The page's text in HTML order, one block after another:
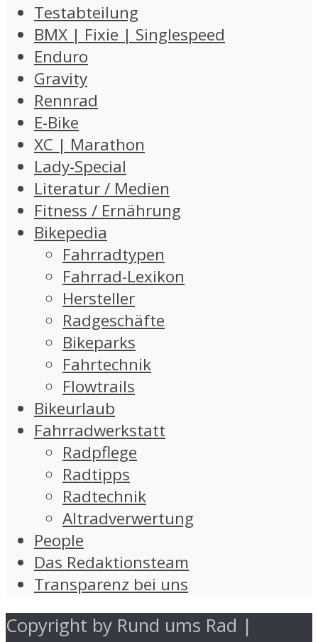
Testabteilung
BMX | Fixie | Singlespeed
Enduro
Gravity
Rennrad
E-Bike
XC | Marathon
Lady-Special
Literatur / Medien
Fitness / Ernährung
Bikepedia
Fahrradtypen
Fahrrad-Lexikon
Hersteller
Radgeschäfte
Bikeparks
Fahrtechnik
Flowtrails
Bikeurlaub
Fahrradwerkstatt
Radpflege
Radtipps
Radtechnik
Altradverwertung
People
Das Redaktionsteam
Transparenz bei uns
Copyright by Rund ums Rad |